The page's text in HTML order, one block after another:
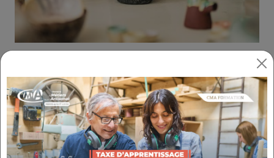
APPRENEZ À IMITER DIFFÉRENTS
MARBRES ET BOIS
RÉFÉRENCE : 3.5.36
THÉMATIQUE : BIEN GÉRER MON ACTIVITÉ